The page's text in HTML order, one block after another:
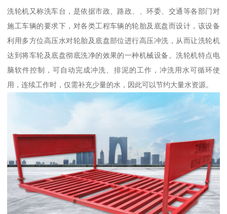
洗轮机又称洗车台，是依据市政、路政、、环委、交通等各部门对
施工车辆的要求下，对各类工程车辆的轮胎及底盘而设计，该设备
利用多方位高压水对轮胎及底盘部位进行高压冲洗，从而让洗轮机
达到将车轮及底盘彻底洗净的效果的一种机械设备。洗轮机特点电
脑软件控制，可自动完成冲洗、排泥的工作，冲洗用水可循环使
用，连续工作时，仅需补充少量的水，因此可以节约大量水资源。